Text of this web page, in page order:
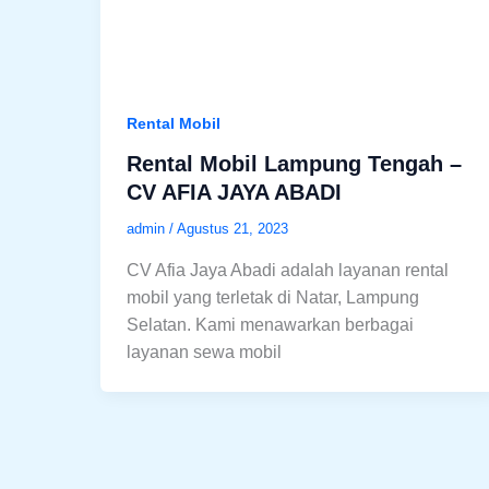
Rental Mobil
Rental Mobil Lampung Tengah –
CV AFIA JAYA ABADI
admin / Agustus 21, 2023
CV Afia Jaya Abadi adalah layanan rental
mobil yang terletak di Natar, Lampung
Selatan. Kami menawarkan berbagai
layanan sewa mobil